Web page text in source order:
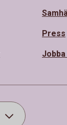
Press